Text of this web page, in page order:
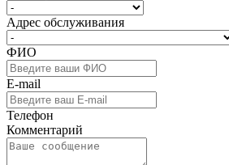
Адрес обслуживания
ФИО
E-mail
Телефон
Комментарий